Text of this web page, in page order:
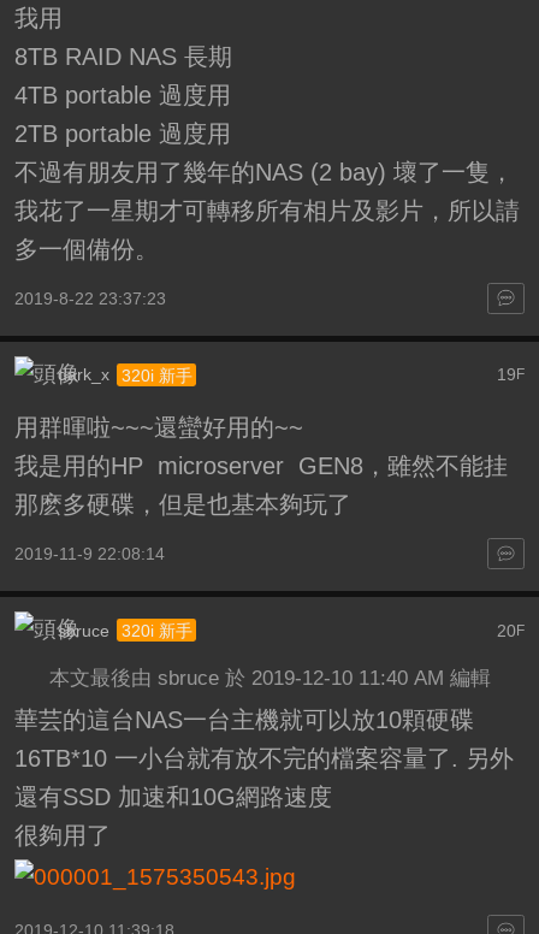
我用
8TB RAID NAS 長期
4TB portable 過度用
2TB portable 過度用
不過有朋友用了幾年的NAS (2 bay) 壞了一隻，
我花了一星期才可轉移所有相片及影片，所以請
多一個備份。
2019-8-22 23:37:23
19 F
dark_x 320i 新手
用群暉啦~~~還蠻好用的~~
我是用的HP microserver GEN8，雖然不能挂
那麽多硬碟，但是也基本夠玩了
2019-11-9 22:08:14
20F
sbruce 320i 新手
本文最後由 sbruce 於 2019-12-10 11:40 AM 編輯
華芸的這台NAS一台主機就可以放10顆硬碟
16TB*10 一小台就有放不完的檔案容量了. 另外
還有SSD 加速和10G網路速度
很夠用了